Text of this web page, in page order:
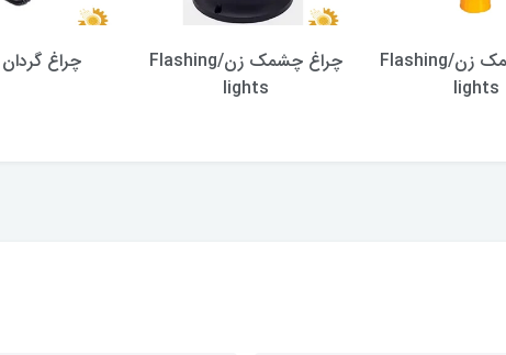
چراغ چشمک زن/Flashing
lights
چراغ چشمک زن/Flashing
lights
چراغ گردان